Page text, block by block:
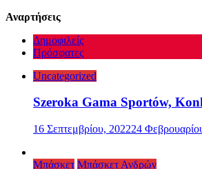
Αναρτήσεις
Δημοφιλείς
Πρόσφατες
Uncategorized
Szeroka Gama Sportów,
16 Σεπτεμβρίου, 202224
Μπάσκετ Μπάσκετ Ανδρών